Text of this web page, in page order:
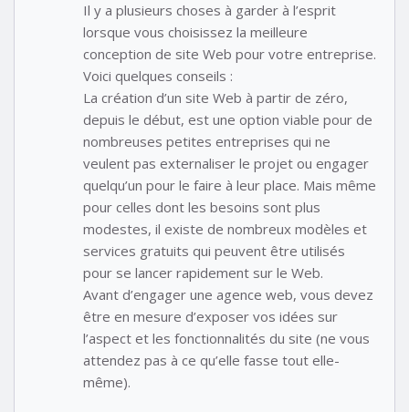
Il y a plusieurs choses à garder à l’esprit
lorsque vous choisissez la meilleure
conception de site Web pour votre entreprise.
Voici quelques conseils :
La création d’un site Web à partir de zéro,
depuis le début, est une option viable pour de
nombreuses petites entreprises qui ne
veulent pas externaliser le projet ou engager
quelqu’un pour le faire à leur place. Mais même
pour celles dont les besoins sont plus
modestes, il existe de nombreux modèles et
services gratuits qui peuvent être utilisés
pour se lancer rapidement sur le Web.
Avant d’engager une agence web, vous devez
être en mesure d’exposer vos idées sur
l’aspect et les fonctionnalités du site (ne vous
attendez pas à ce qu’elle fasse tout elle-
même).